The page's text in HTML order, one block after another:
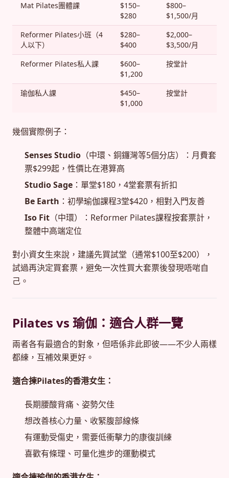
Mat Pilates團體課
$150–
$280
$800–
$1,500/月
Reformer Pilates小班（4
人以下）
$280–
$400
$2,000–
$3,500/月
Reformer Pilates私人課
$600–
$1,200
按堂計
瑜伽私人課
$450–
$1,000
按堂計
幾個實際例子：
Senses Studio （中環、銅鑼灣等5個分店）：月費套
票$299起，性價比在港算高
Studio Sage ：單堂$180，4堂套票有折扣
Be Earth ：初學瑜伽課程3堂$420，相對入門友善
Iso Fit （中環）：Reformer Pilates課程按套票計，
整體中高端定位
對小資女生來說，建議先買試堂（通常$100至$200），
試過再決定買套票，避免一次性買大套票後發現唔啱自
己。
Pilates vs 瑜伽：適合人群一覽
兩者各有最適合的對象，但唔係非此即彼——不少人兩樣
都練，互補效果更好。
適合揀Pilates的香港女生：
長期腰酸背痛、姿勢欠佳
想改善核心力量、收緊腹部線條
有運動受傷史，需要低衝擊力的康復訓練
喜歡有條理、可量化進步的運動模式